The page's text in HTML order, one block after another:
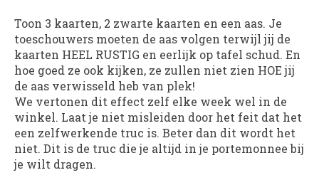
Toon 3 kaarten, 2 zwarte kaarten en een aas. Je
toeschouwers moeten de aas volgen terwijl jij de
kaarten HEEL RUSTIG en eerlijk op tafel schud. En
hoe goed ze ook kijken, ze zullen niet zien HOE jij
de aas verwisseld heb van plek!
We vertonen dit effect zelf elke week wel in de
winkel. Laat je niet misleiden door het feit dat het
een zelfwerkende truc is. Beter dan dit wordt het
niet. Dit is de truc die je altijd in je portemonnee bij
je wilt dragen.